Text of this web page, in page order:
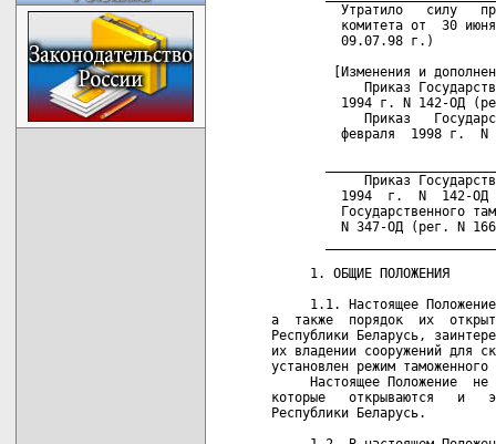
Утратило   силу
комитета от  30
         09.07.98 г.)
[Изменения и
Приказ
1994 г. N 142-ОД
Приказ
февраля  1998 г.  N
Приказ
1994  г.  N  142-ОД
Государственного
N 347-ОД (рег. N
     1. ОБЩИЕ ПОЛОЖЕНИЯ
1.1. Настоящее
а  также  порядок  их
Республики Беларусь,
их владении сооружений для
установлен режим таможенного
Настоящее Положение  не
которые   открываются   и
Республики Беларусь.